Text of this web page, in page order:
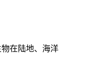
在陆地、海洋